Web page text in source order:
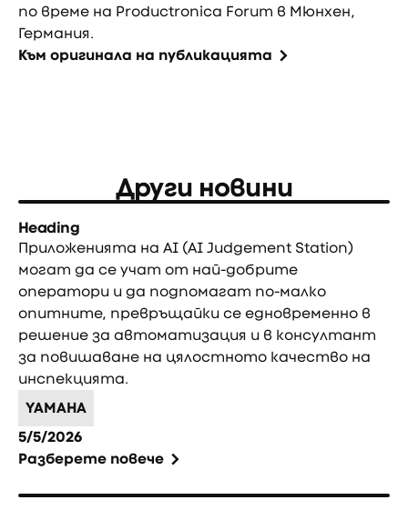
по време на Productronica Forum в Мюнхен,
Германия.
Към оригинала на публикацията
Други новини
Heading
Приложенията на AI (AI Judgement Station)
могат да се учат от най-добрите
оператори и да подпомагат по-малко
опитните, превръщайки се едновременно в
решение за автоматизация и в консултант
за повишаване на цялостното качество на
инспекцията.
YAMAHA
5/5/2026
Разберете повече